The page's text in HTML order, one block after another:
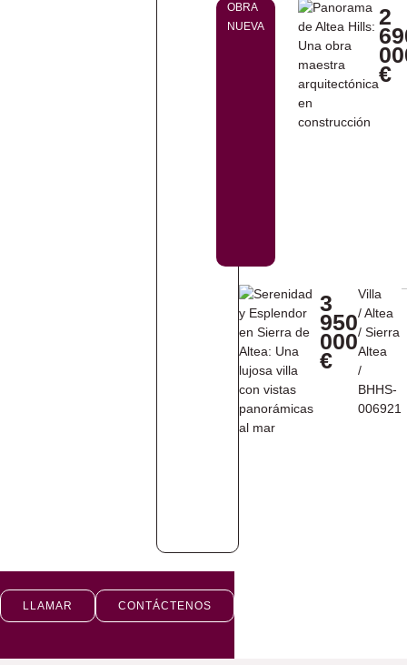
OBRA
NUEVA
2
€
3
950
000
€
Villa
/ Altea
/ Sierra
Altea
/
BHHS-
006921
LLAMAR CONTÁCTENOS